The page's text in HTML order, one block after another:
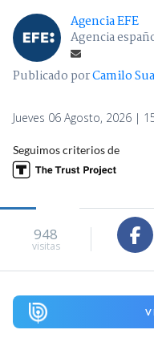
Agencia EFE
Agencia
Publicado porCamilo
Jueves 06 Agosto, 2026 |
Seguimos criterios de
948
visitas